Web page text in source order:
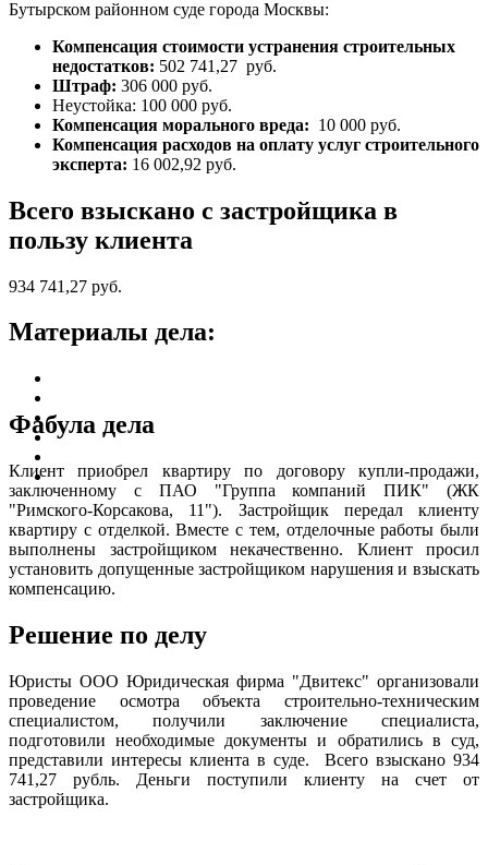
Бутырском районном суде города Москвы:
Компенсация стоимости устранения строительных
недостатков: 502 741,27 руб.
Штраф: 306 000 руб.
Неустойка: 100 000 руб.
Компенсация морального вреда: 10 000 руб.
Компенсация расходов на оплату услуг строительного
эксперта: 16 002,92 руб.
Всего взыскано с застройщика в
пользу клиента
934 741,27 руб.
Материалы дела:
Фабула дела
Клиент приобрел квартиру по договору купли-продажи,
заключенному с ПАО "Группа компаний ПИК" (ЖК
"Римского-Корсакова, 11"). Застройщик передал клиенту
квартиру с отделкой. Вместе с тем, отделочные работы были
выполнены застройщиком некачественно. Клиент просил
установить допущенные застройщиком нарушения и взыскать
компенсацию.
Решение по делу
Юристы ООО Юридическая фирма "Двитекс" организовали
проведение осмотра объекта строительно-техническим
специалистом, получили заключение специалиста,
подготовили необходимые документы и обратились в суд,
представили интересы клиента в суде. Всего взыскано 934
741,27 рубль. Деньги поступили клиенту на счет от
застройщика.